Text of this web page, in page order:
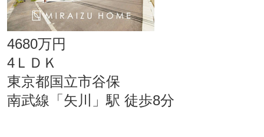
4680万円
4ＬＤＫ
東京都国立市谷保
南武線「矢川」駅 徒歩8分